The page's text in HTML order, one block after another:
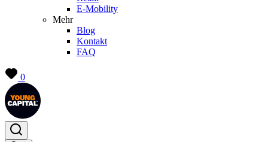
E-Mobility
Mehr
Blog
Kontakt
FAQ
0